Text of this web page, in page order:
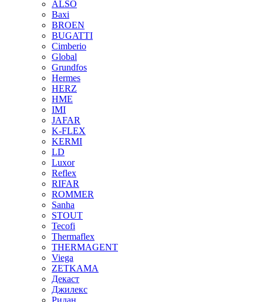
ALSO
Baxi
BROEN
BUGATTI
Cimberio
Global
Grundfos
Hermes
HERZ
HME
IMI
JAFAR
K-FLEX
KERMI
LD
Luxor
Reflex
RIFAR
ROMMER
Sanha
STOUT
Tecofi
Thermaflex
THERMAGENT
Viega
ZETKAMA
Декаст
Джилекс
Ридан